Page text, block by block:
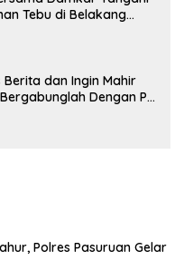
Tebu di Belakang
Berita dan Ingin Mahir
Dengan PT
Polres Pasuruan Gelar